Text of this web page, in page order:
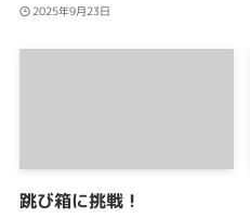
2025年9月23日
跳び箱に挑戦！